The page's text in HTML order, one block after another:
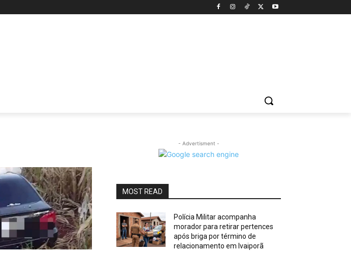
- Advertisment -
MOST READ
Polícia Militar acompanha
morador para retirar pertences
após briga por término de
relacionamento em Ivaiporã